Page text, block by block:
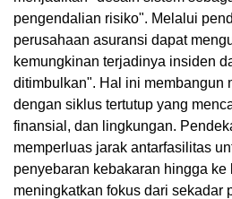
pengendalian risiko". Melalui
perusahaan asuransi dapat
kemungkinan terjadinya insiden
ditimbulkan". Hal ini membangun
dengan siklus tertutup yang
finansial, dan lingkungan.
memperluas jarak antarfasilitas
penyebaran kebakaran hingga ke
meningkatkan fokus dari sekadar